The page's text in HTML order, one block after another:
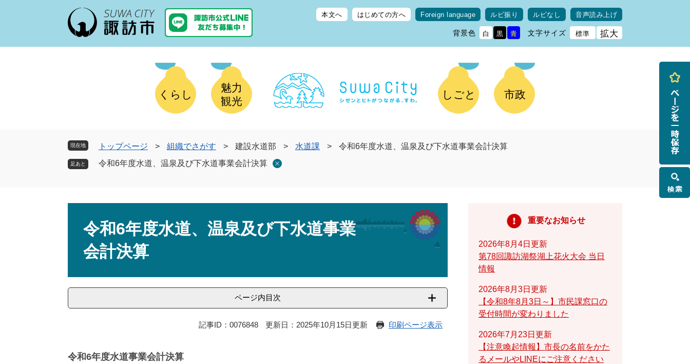
本文へ はじめての方へ Foreign language ルビ振り ルビなし 音声読み上げ
背景色 白 黒 青 文字サイズ 標準 拡大
くらし
魅力
観光
しごと 市政
現在地 トップページ > 組織でさがす > 建設水道部 > 水道課 >
令和6年度水道、温泉及び下水道事業会計決算
令和6年度水道、温泉及び下水道事業会計決算
令和6年度水道、温泉及び下水道事業
会計決算
ページ内目次
記事ID：0076848 更新日：2025年10月15日更新 印刷ページ表示
令和6年度水道事業会計決算
重要なお知らせ
2026年8月4日更新
第78回諏訪湖祭湖上花火大会 当日
情報
2026年8月3日更新
【令和8年8月3日～】市民課窓口の
受付時間が変わりました
2026年7月23日更新
【注意喚起情報】市長の名前をかた
るメールやLINEにご注意ください